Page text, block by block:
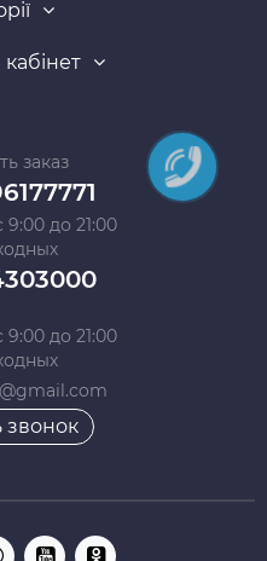
заказ
до 21:00
до 21:00
звонок